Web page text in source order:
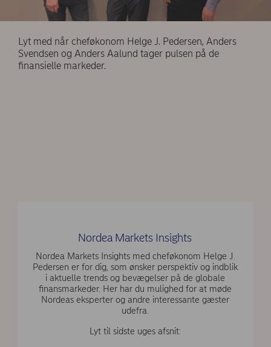
Lyt med når cheføkonom Helge J. Pedersen, Anders
Svendsen og Anders Aalund tager pulsen på de
finansielle markeder.
Nordea Markets Insights
Nordea Markets Insights med cheføkonom Helge J.
Pedersen er for dig, som ønsker perspektiv og indblik
i aktuelle trends og bevægelser på de globale
finansmarkeder. Her har du mulighed for at møde
Nordeas eksperter og andre interessante gæster
udefra.
Lyt til sidste uges afsnit: